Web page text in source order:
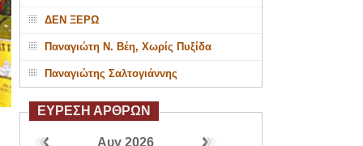
ΔΕΝ ΞΕΡΩ
Παναγιώτη Ν. Βέη, Χωρίς Πυξίδα
Παναγιώτης Σαλτογιάννης
ΕΥΡΕΣΗ ΑΡΘΡΩΝ
Αυγ 2026